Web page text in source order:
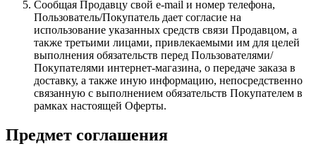
Сообщая Продавцу свой e-mail и номер телефона,
Пользователь/Покупатель дает согласие на
использование указанных средств связи Продавцом, а
также третьими лицами, привлекаемыми им для целей
выполнения обязательств перед Пользователями/
Покупателями интернет-магазина, о передаче заказа в
доставку, а также иную информацию, непосредственно
связанную с выполнением обязательств Покупателем в
рамках настоящей Оферты.
Предмет соглашения